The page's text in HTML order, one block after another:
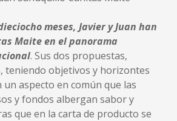
meses, Javier y Juan han
Maite en el panorama
. Sus dos propuestas,
teniendo objetivos y horizontes
aspecto en común que las
y fondos albergan sabor y
que en la carta de producto se